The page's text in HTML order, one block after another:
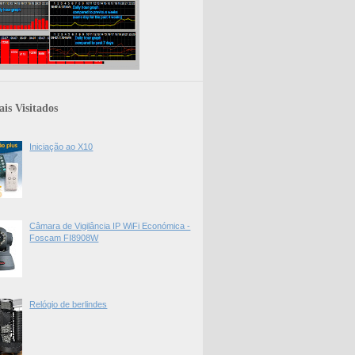
Visitados
Iniciação ao X10
Câmara de Vigilância IP WiFi Económica -
Foscam FI8908W
Relógio de berlindes